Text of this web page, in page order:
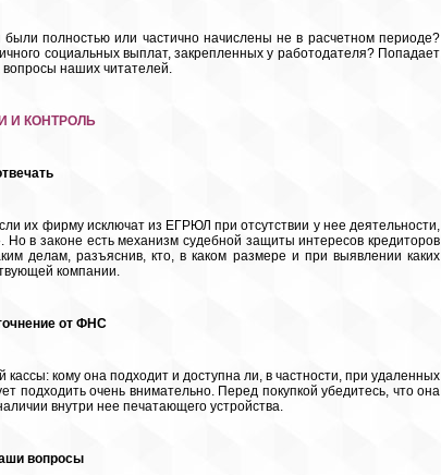
полностью или частично начислены не в расчетном периоде?
социальных выплат, закрепленных у работодателя? Попадает
вопросы наших читателей.
И КОНТРОЛЬ
их фирму исключат из ЕГРЮЛ при отсутствии у нее деятельности,
в законе есть механизм судебной защиты интересов кредиторов
делам, разъяснив, кто, в каком размере и при выявлении каких
компании.
от ФНС
кому она подходит и доступна ли, в частности, при удаленных
подходить очень внимательно. Перед покупкой убедитесь, что она
внутри нее печатающего устройства.
вопросы